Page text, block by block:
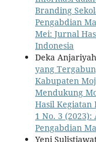
Branding
Pengabdian
Mei: Jurnal
Indonesia
Deka
yang
Kabupaten
Mendukung
Hasil Kegiatan
1 No. 3
Pengabdian
Yeni